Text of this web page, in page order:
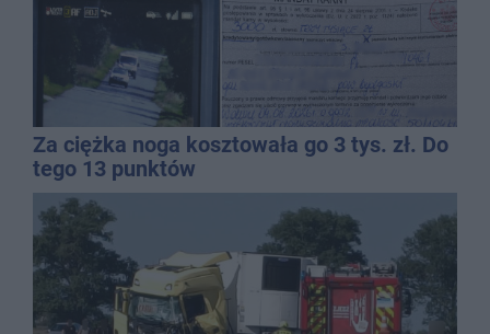
Za ciężka noga kosztowała go 3 tys. zł. Do
tego 13 punktów